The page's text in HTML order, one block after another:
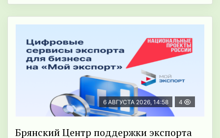
6 АВГУСТА 2026, 14:58 4
Брянский Центр поддержки экспорта